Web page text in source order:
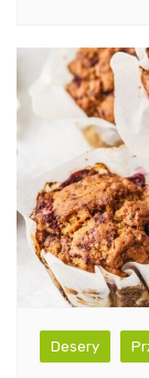
Desery